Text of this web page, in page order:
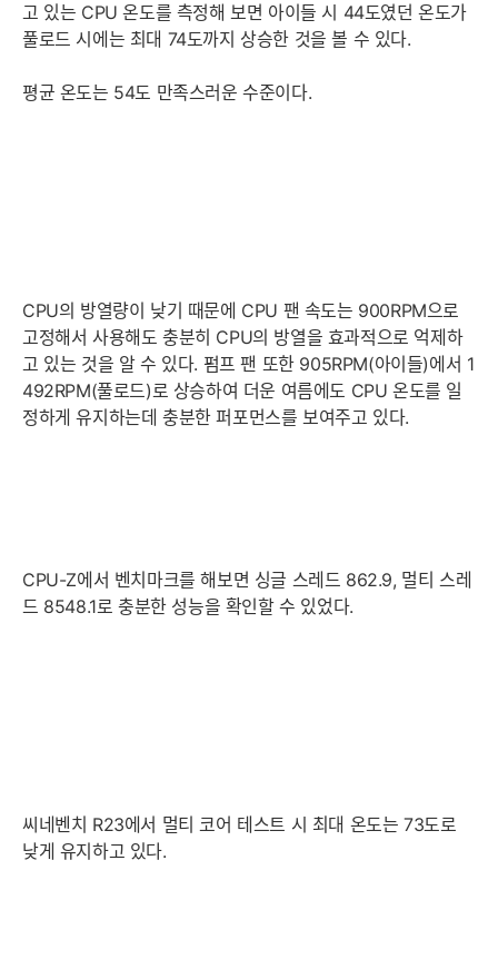
고 있는 CPU 온도를 측정해 보면 아이들 시 44도였던 온도가
풀로드 시에는 최대 74도까지 상승한 것을 볼 수 있다.
평균 온도는 54도 만족스러운 수준이다.
CPU의 방열량이 낮기 때문에 CPU 팬 속도는 900RPM으로
고정해서 사용해도 충분히 CPU의 방열을 효과적으로 억제하
고 있는 것을 알 수 있다. 펌프 팬 또한 905RPM(아이들)에서 1
492RPM(풀로드)로 상승하여 더운 여름에도 CPU 온도를 일
정하게 유지하는데 충분한 퍼포먼스를 보여주고 있다.
CPU-Z에서 벤치마크를 해보면 싱글 스레드 862.9, 멀티 스레
드 8548.1로 충분한 성능을 확인할 수 있었다.
씨네벤치 R23에서 멀티 코어 테스트 시 최대 온도는 73도로
낮게 유지하고 있다.
세부정보 열기/접기